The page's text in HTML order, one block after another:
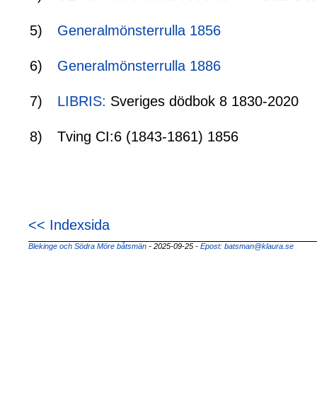
5) Generalmönsterrulla 1856
6) Generalmönsterrulla 1886
7) LIBRIS: Sveriges dödbok 8 1830-2020
8) Tving CI:6 (1843-1861) 1856
<< Indexsida
Blekinge och Södra Möre båtsmän - 2025-09-25 - Epost: batsman@klaura.se